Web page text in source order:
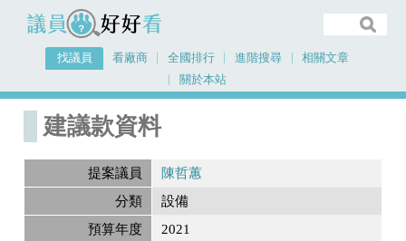
議員好好看
找議員 看廠商 全國排行 進階搜尋
相關文章
關於本站
首頁
建議款資料
提案議員
陳哲蕙
分類
設備
預算年度
2021